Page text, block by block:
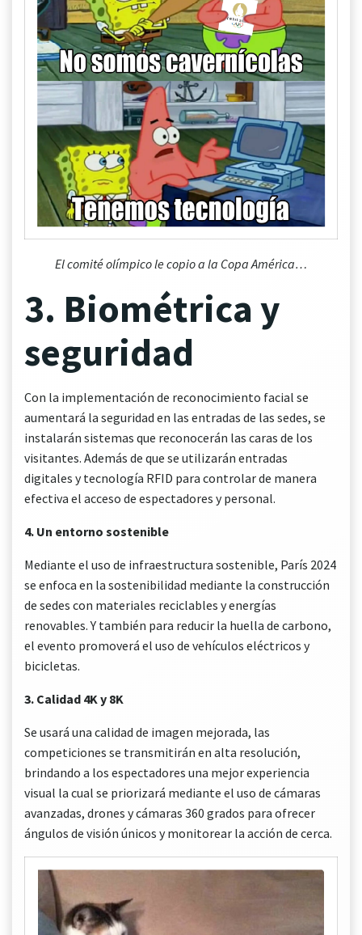
El comité olímpico le copio a la Copa América…
3. Biométrica y
seguridad
Con la implementación de reconocimiento facial se
aumentará la seguridad en las entradas de las sedes, se
instalarán sistemas que reconocerán las caras de los
visitantes. Además de que se utilizarán entradas
digitales y tecnología RFID para controlar de manera
efectiva el acceso de espectadores y personal.
4. Un entorno sostenible
Mediante el uso de infraestructura sostenible, París 2024
se enfoca en la sostenibilidad mediante la construcción
de sedes con materiales reciclables y energías
renovables. Y también para reducir la huella de carbono,
el evento promoverá el uso de vehículos eléctricos y
bicicletas.
3. Calidad 4K y 8K
Se usará una calidad de imagen mejorada, las
competiciones se transmitirán en alta resolución,
brindando a los espectadores una mejor experiencia
visual la cual se priorizará mediante el uso de cámaras
avanzadas, drones y cámaras 360 grados para ofrecer
ángulos de visión únicos y monitorear la acción de cerca.